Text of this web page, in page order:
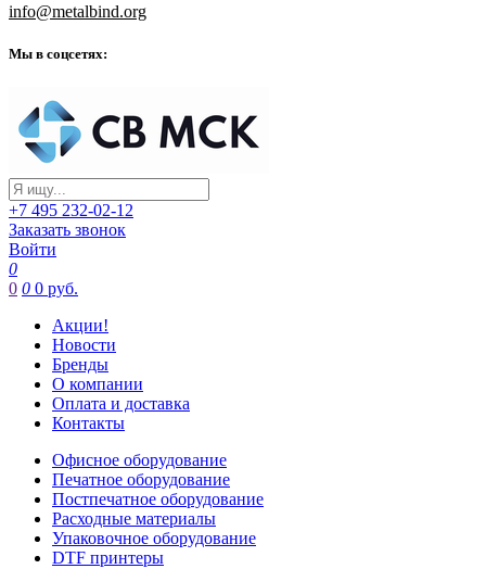
info@metalbind.org
Мы в соцсетях:
+7 495 232-02-12
Заказать звонок
Войти
0
0 0 0 руб.
Акции!
Новости
Бренды
О компании
Оплата и доставка
Контакты
Офисное оборудование
Печатное оборудование
Постпечатное оборудование
Расходные материалы
Упаковочное оборудование
DTF принтеры